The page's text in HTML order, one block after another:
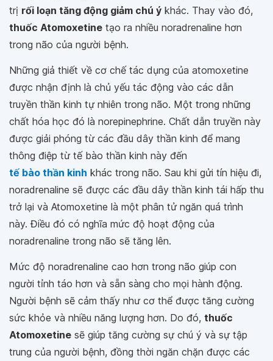
trị rối loạn tăng động giảm chú ý khác. Thay vào đó,
thuốc Atomoxetine tạo ra nhiều noradrenaline hơn
trong não của người bệnh.
Những giả thiết về cơ chế tác dụng của atomoxetine
được nhận định là chủ yếu tác động vào các dẫn
truyền thần kinh tự nhiên trong não. Một trong những
chất hóa học đó là norepinephrine. Chất dẫn truyền này
được giải phóng từ các đầu dây thần kinh để mang
thông điệp từ tế bào thần kinh này đến
tế bào thần kinh khác trong não. Sau khi gửi tín hiệu đi,
noradrenaline sẽ được các đầu dây thần kinh tái hấp thu
trở lại và Atomoxetine là một phân tử ngăn quá trình
này. Điều đó có nghĩa mức độ hoạt động của
noradrenaline trong não sẽ tăng lên.
Mức độ noradrenaline cao hơn trong não giúp con
người tỉnh táo hơn và sẵn sàng cho mọi hành động.
Người bệnh sẽ cảm thấy như cơ thể được tăng cường
sức khỏe và nhiều năng lượng hơn. Do đó, thuốc
Atomoxetine sẽ giúp tăng cường sự chú ý và sự tập
trung của người bệnh, đồng thời ngăn chặn được các